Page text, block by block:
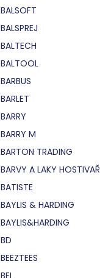
BALSOFT
BALSPREJ
BALTECH
BALTOOL
BARBUS
BARLET
BARRY
BARRY M
BARTON TRADING
BARVY A LAKY HOSTIVAŘ
BATISTE
BAYLIS & HARDING
BAYLIS&HARDING
BD
BEEZTEES